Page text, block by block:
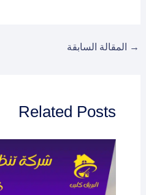
→ المقالة السابقة
Related Posts